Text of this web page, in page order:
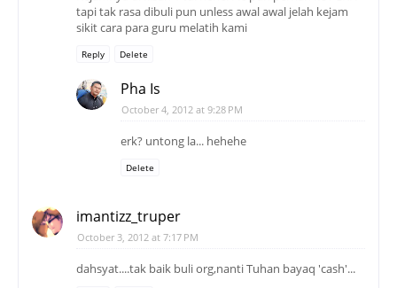
tapi tak rasa dibuli pun unless awal awal jelah kejam
sikit cara para guru melatih kami
Reply Delete
Pha Is
October 4, 2012 at 9:28 PM
erk? untong la... hehehe
Delete
imantizz_truper
October 3, 2012 at 7:17 PM
dahsyat....tak baik buli org,nanti Tuhan bayaq 'cash'...